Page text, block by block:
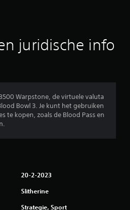
juridische info
Warpstone, de virtuele valuta
Bowl 3. Je kunt het gebruiken
te kopen, zoals de Blood Pass en
20-2-2023
Slitherine
Strategie, Sport